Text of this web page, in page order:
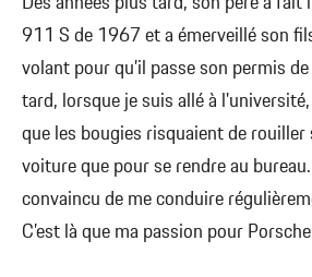
911 S de 1967 et a émerveillé son
volant pour qu’il passe son permis
tard, lorsque je suis allé à
que les bougies risquaient de rouiller
voiture que pour se rendre au bureau.
convaincu de me conduire
C’est là que ma passion pour